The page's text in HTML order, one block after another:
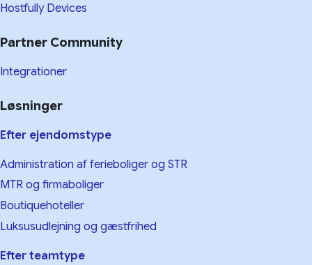
Hostfully Devices
Partner Community
Integrationer
Løsninger
Efter ejendomstype
Administration af ferieboliger og STR
MTR og firmaboliger
Boutiquehoteller
Luksusudlejning og gæstfrihed
Efter teamtype